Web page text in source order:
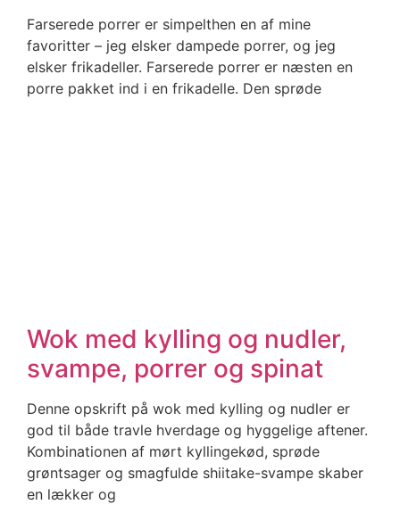
Farserede porrer er simpelthen en af mine
favoritter – jeg elsker dampede porrer, og jeg
elsker frikadeller. Farserede porrer er næsten en
porre pakket ind i en frikadelle. Den sprøde
Wok med kylling og nudler,
svampe, porrer og spinat
Denne opskrift på wok med kylling og nudler er
god til både travle hverdage og hyggelige aftener.
Kombinationen af mørt kyllingekød, sprøde
grøntsager og smagfulde shiitake-svampe skaber
en lækker og